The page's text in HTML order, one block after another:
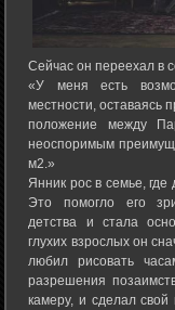
Сейчас он переехал в
«У меня есть
местности, оставаясь
положение между
неоспоримым
м2.»
Янник рос в семье,
Это помогло его
детства и стала
глухих взрослых он
любил рисовать
разрешения
камеру, и сделал